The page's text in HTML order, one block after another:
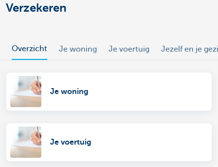
Verzekeren
Overzicht Je woning Je voertuig Jezelf en je
Je woning
Je voertuig